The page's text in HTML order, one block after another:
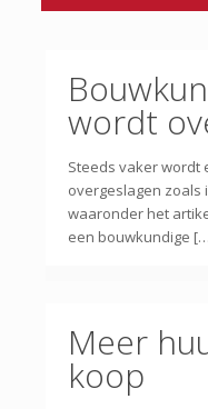
wordt
Steeds vaker wordt
overgeslagen zoals
waaronder het
een bouwkundige
Meer
koop